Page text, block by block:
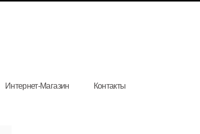
Интернет-Магазин Контакты